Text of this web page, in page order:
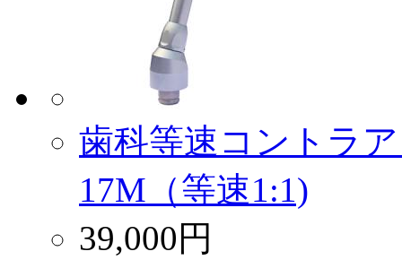
歯科等速コントラ
17M（等速1:1)
39,000円